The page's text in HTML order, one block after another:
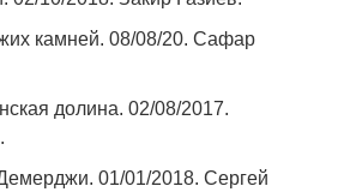
камней. 08/08/20. Сафар
долина. 02/08/2017.
01/01/2018. Сергей